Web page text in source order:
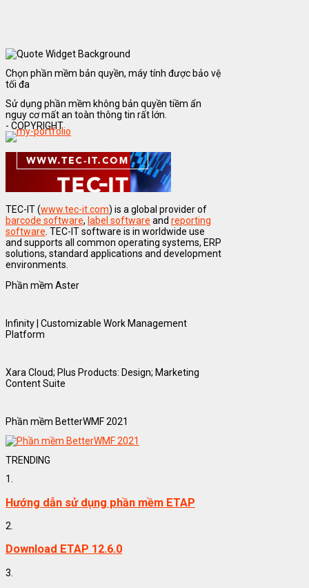
Chọn phần mềm bản quyền, máy tính được bảo vệ
tối đa
Sử dụng phần mềm không bản quyền tiềm ẩn
nguy cơ mất an toàn thông tin rất lớn.
- COPYRIGHT
TEC-IT (www.tec-it.com) is a global provider of
barcode software, label software and reporting
software . TEC-IT software is in worldwide use
and supports all common operating systems, ERP
solutions, standard applications and development
environments.
Phần mềm Aster
Infinity | Customizable Work Management
Platform
Xara Cloud; Plus Products: Design; Marketing
Content Suite
Phần mềm BetterWMF 2021
TRENDING
1.
Hướng dẫn sử dụng phần mềm ETAP
2.
Download ETAP 12.6.0
3.